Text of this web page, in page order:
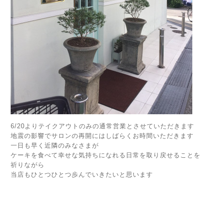
6/20よりテイクアウトのみの通常営業とさせていただきます
地震の影響でサロンの再開にはしばらくお時間いただきます
一日も早く近隣のみなさまが
ケーキを食べて幸せな気持ちになれる日常を取り戻せることを
祈りながら
当店もひとつひとつ歩んでいきたいと思います